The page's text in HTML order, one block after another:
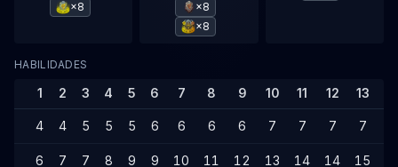
×8
×8
×8
HABILIDADES
1 2 3 4 5 6 7 8 9 10 11 12 13
4 4 5 5 5 6 6 6 6 7 7 7 7
6 7 7 8 9 9 10 11 12 13 14 14 15